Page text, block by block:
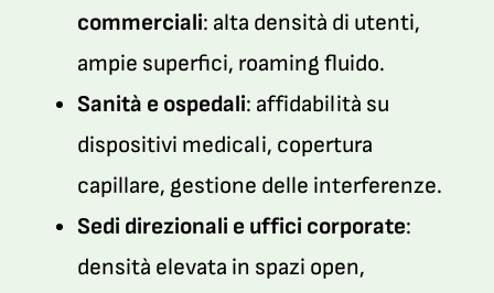
commerciali: alta densità di utenti,
ampie superfici, roaming fluido.
Sanità e ospedali: affidabilità su
dispositivi medicali, copertura
capillare, gestione delle interferenze.
Sedi direzionali e uffici corporate:
densità elevata in spazi open,